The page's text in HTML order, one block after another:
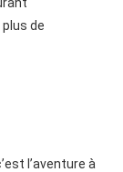
de
l’aventure à